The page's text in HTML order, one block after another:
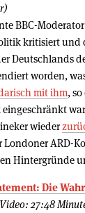
BBC-
kritisiert und
Deutschlands
worden,
mit ihm,
eingeschränkt
wieder
Londoner ARD-
Hintergründe
Die
27:48